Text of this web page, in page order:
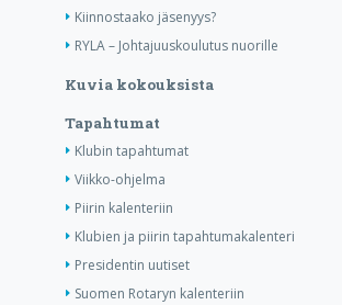
Kiinnostaako jäsenyys?
RYLA – Johtajuuskoulutus nuorille
Kuvia kokouksista
Tapahtumat
Klubin tapahtumat
Viikko-ohjelma
Piirin kalenteriin
Klubien ja piirin tapahtumakalenteri
Presidentin uutiset
Suomen Rotaryn kalenteriin